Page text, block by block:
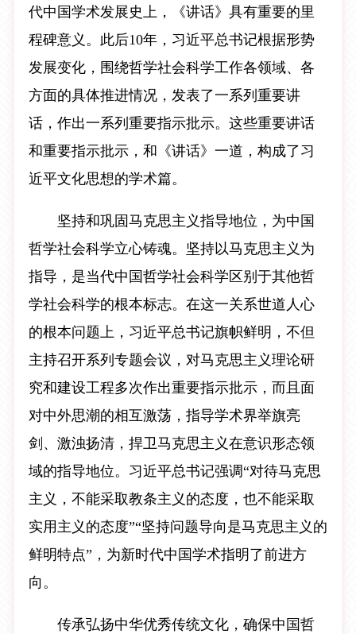
代中国学术发展史上，《讲话》具有重要的里
程碑意义。此后10年，习近平总书记根据形势
发展变化，围绕哲学社会科学工作各领域、各
方面的具体推进情况，发表了一系列重要讲
话，作出一系列重要指示批示。这些重要讲话
和重要指示批示，和《讲话》一道，构成了习
近平文化思想的学术篇。
坚持和巩固马克思主义指导地位，为中国
哲学社会科学立心铸魂。坚持以马克思主义为
指导，是当代中国哲学社会科学区别于其他哲
学社会科学的根本标志。在这一关系世道人心
的根本问题上，习近平总书记旗帜鲜明，不但
主持召开系列专题会议，对马克思主义理论研
究和建设工程多次作出重要指示批示，而且面
对中外思潮的相互激荡，指导学术界举旗亮
剑、激浊扬清，捍卫马克思主义在意识形态领
域的指导地位。习近平总书记强调“对待马克思
主义，不能采取教条主义的态度，也不能采取
实用主义的态度”“坚持问题导向是马克思主义的
鲜明特点”，为新时代中国学术指明了前进方
向。
传承弘扬中华优秀传统文化，确保中国哲